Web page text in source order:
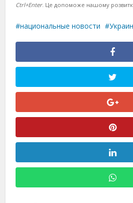
Ctrl+Enter. Це допоможе нашому
национальные новости